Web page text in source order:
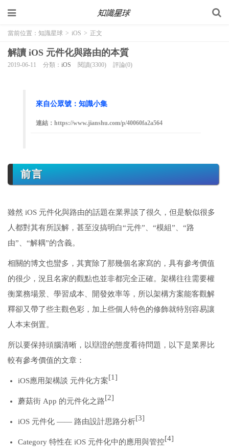
當前位置： 知識星球 > iOS > 正文
解讀 iOS 元件化與路由的本質
2019-06-11 分類： iOS 閱讀(3300) 評論(0)
來自公眾號：知識小集
連結：https://www.jianshu.com/p/40060fa2a564
前言
雖然 iOS 元件化與路由的話題在業界談了很久，但是貌似很多
人都對其有所誤解，甚至沒搞明白“元件”、“模組”、“路
由”、“解耦”的含義。
相關的博文也蠻多，其實除了那幾個名家寫的，具有參考價值
的很少，況且名家的觀點也並非都完全正確。架構往往需要權
衡業務場景、學習成本、開發效率等，所以架構方案能客觀解
釋卻又帶了些主觀色彩，加上些個人特色的修飾就特別容易讓
人本末倒置。
所以要保持頭腦清晰，以辯證的態度看待問題，以下是業界比
較有參考價值的文章：
iOS應用架構談 元件化方案[1]
蘑菇街 App 的元件化之路[2]
iOS 元件化 —— 路由設計思路分析[3]
Category 特性在 iOS 元件化中的應用與管控[4]